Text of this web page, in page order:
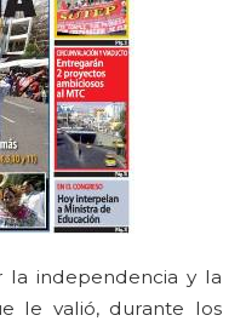
la independencia y la
le valió, durante los